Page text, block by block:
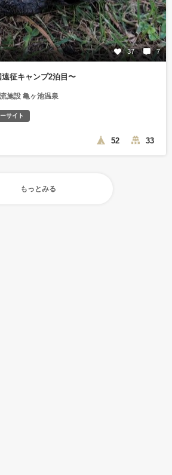
37 7
征キャンプ2泊目〜
施設 亀ヶ池温泉
サイト
52 33
もっとみる